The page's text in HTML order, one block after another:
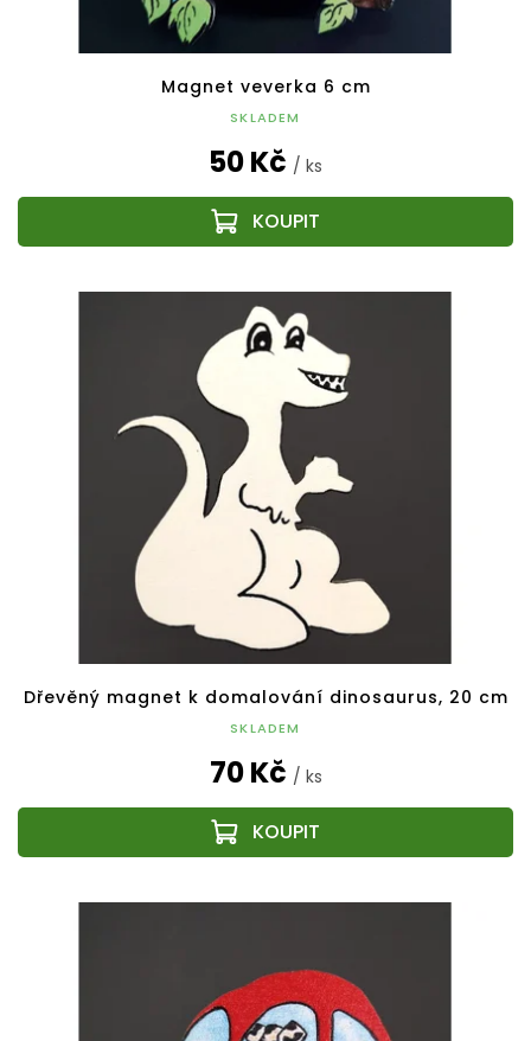
Magnet veverka 6 cm
SKLADEM
50 Kč / ks
Dřevěný magnet k domalování dinosaurus, 20 cm
SKLADEM
70 Kč / ks